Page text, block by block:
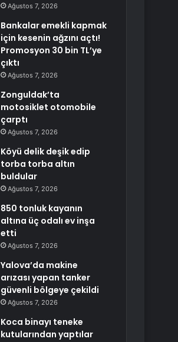
Ağustos 7, 2026
Bankalar emekli kapmak
için kesenin ağzını açtı!
Promosyon 30 bin TL’ye
çıktı
Ağustos 7, 2026
Zonguldak’ta
motosiklet otomobile
çarptı
Ağustos 7, 2026
Köyü delik deşik edip
torba torba altın
buldular
Ağustos 7, 2026
850 tonluk kayanın
altına üç odalı ev inşa
etti
Ağustos 7, 2026
Yalova’da makine
arızası yapan tanker
güvenli bölgeye çekildi
Ağustos 7, 2026
Koca binayı teneke
kutularından yaptılar